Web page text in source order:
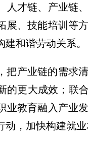
人才链、产业链
展、技能培训等
和谐劳动关系。
把产业链的需求
的更大成效；联
业教育融入产业
，加快构建就